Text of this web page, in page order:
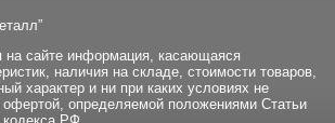
на сайте информация, касающаяся
наличия на складе, стоимости товаров,
характер и ни при каких условиях не
офертой, определяемой положениями Статьи